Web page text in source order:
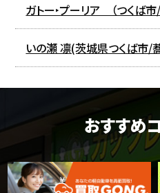
ガトー‣プーリア （つくば市
いの瀬 凛(茨城県つくば市/
おすすめ